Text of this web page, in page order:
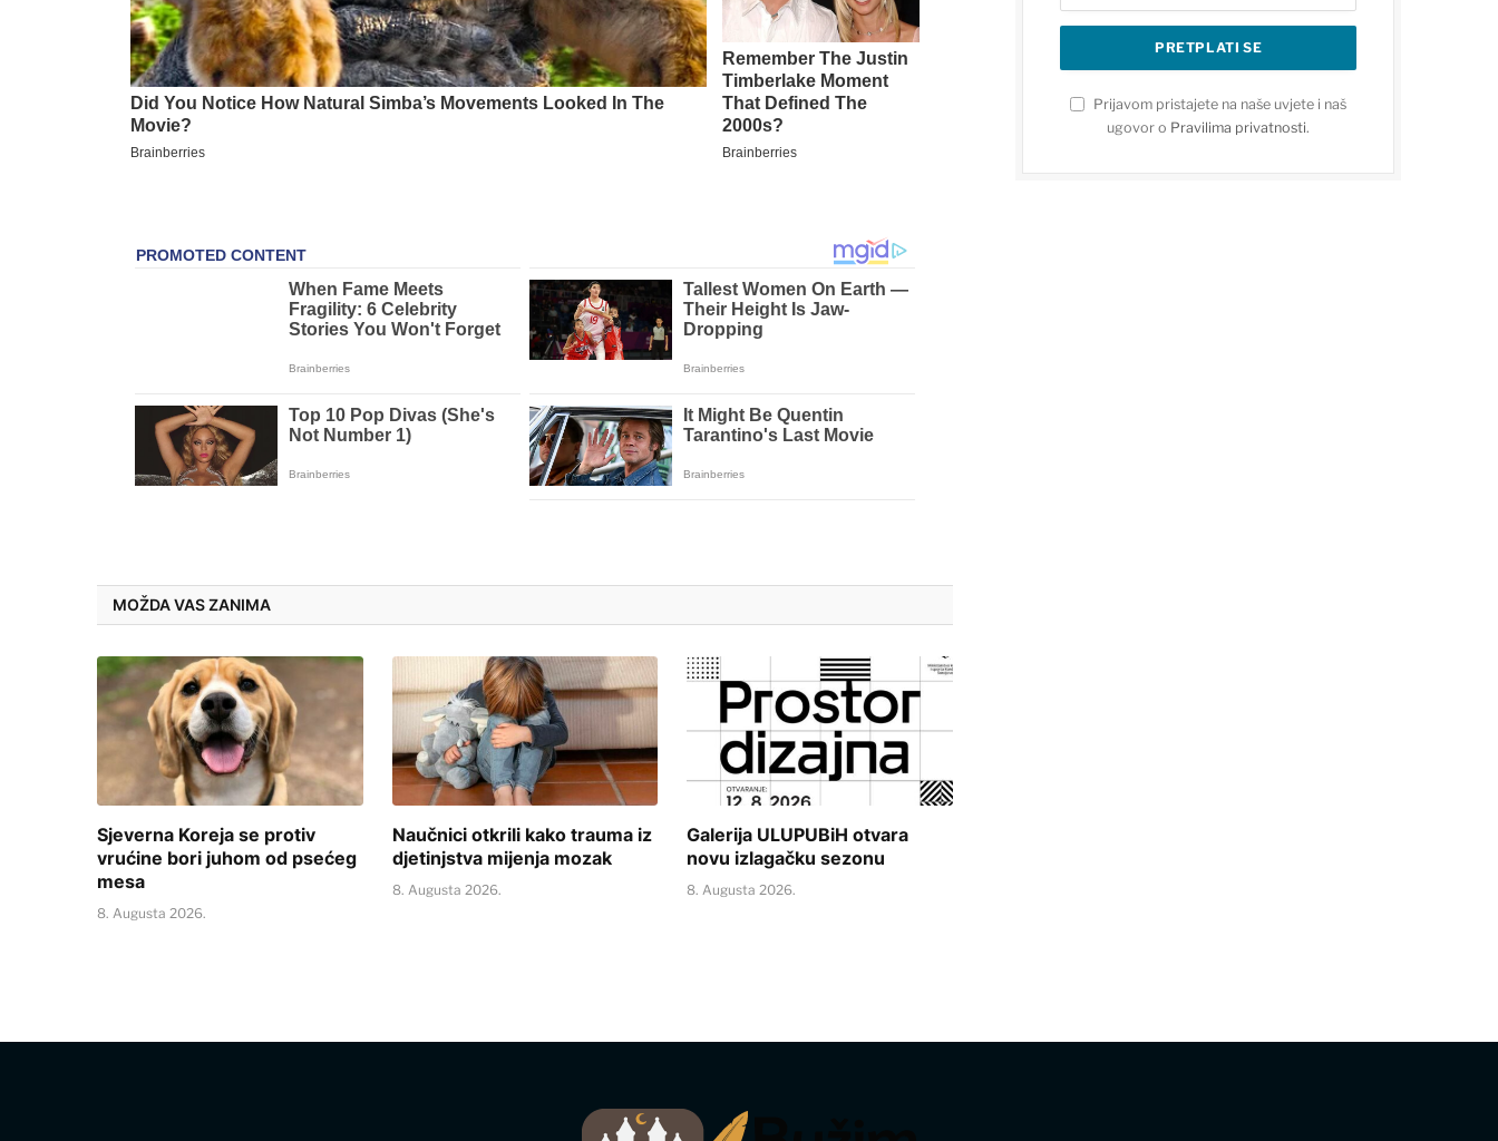
MOŽDA VAS ZANIMA
Sjeverna Koreja se protiv
vrućine bori juhom od psećeg
mesa
8. Augusta 2026.
Naučnici otkrili kako trauma iz
djetinjstva mijenja mozak
8. Augusta 2026.
Galerija ULUPUBiH otvara
novu izlagačku sezonu
8. Augusta 2026.
Prijavom pristajete na naše uvjete i naš
ugovor o Pravilima privatnosti.